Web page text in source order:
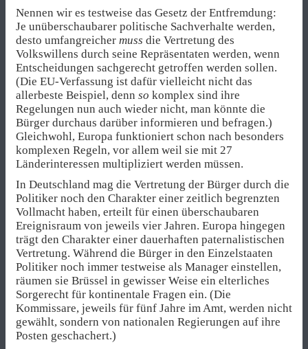
Nennen wir es testweise das Gesetz der Entfremdung:
Je unüberschaubarer politische Sachverhalte werden,
desto umfangreicher muss die Vertretung des
Volkswillens durch seine Repräsentaten werden, wenn
Entscheidungen sachgerecht getroffen werden sollen.
(Die EU-Verfassung ist dafür vielleicht nicht das
allerbeste Beispiel, denn so komplex sind ihre
Regelungen nun auch wieder nicht, man könnte die
Bürger durchaus darüber informieren und befragen.)
Gleichwohl, Europa funktioniert schon nach besonders
komplexen Regeln, vor allem weil sie mit 27
Länderinteressen multipliziert werden müssen.
In Deutschland mag die Vertretung der Bürger durch die
Politiker noch den Charakter einer zeitlich begrenzten
Vollmacht haben, erteilt für einen überschaubaren
Ereignisraum von jeweils vier Jahren. Europa hingegen
trägt den Charakter einer dauerhaften paternalistischen
Vertretung. Während die Bürger in den Einzelstaaten
Politiker noch immer testweise als Manager einstellen,
räumen sie Brüssel in gewisser Weise ein elterliches
Sorgerecht für kontinentale Fragen ein. (Die
Kommissare, jeweils für fünf Jahre im Amt, werden nicht
gewählt, sondern von nationalen Regierungen auf ihre
Posten geschachert.)